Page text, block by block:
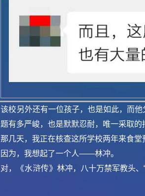
该校另外还有一位孩子，也是如此，而
题有多严峻，也是默默忍耐，唯一采取的
那几天，我正在核查这所学校两年来食
因为，我想起了一个人——林冲。
对，
《水浒传》林冲，八十万禁军教头、